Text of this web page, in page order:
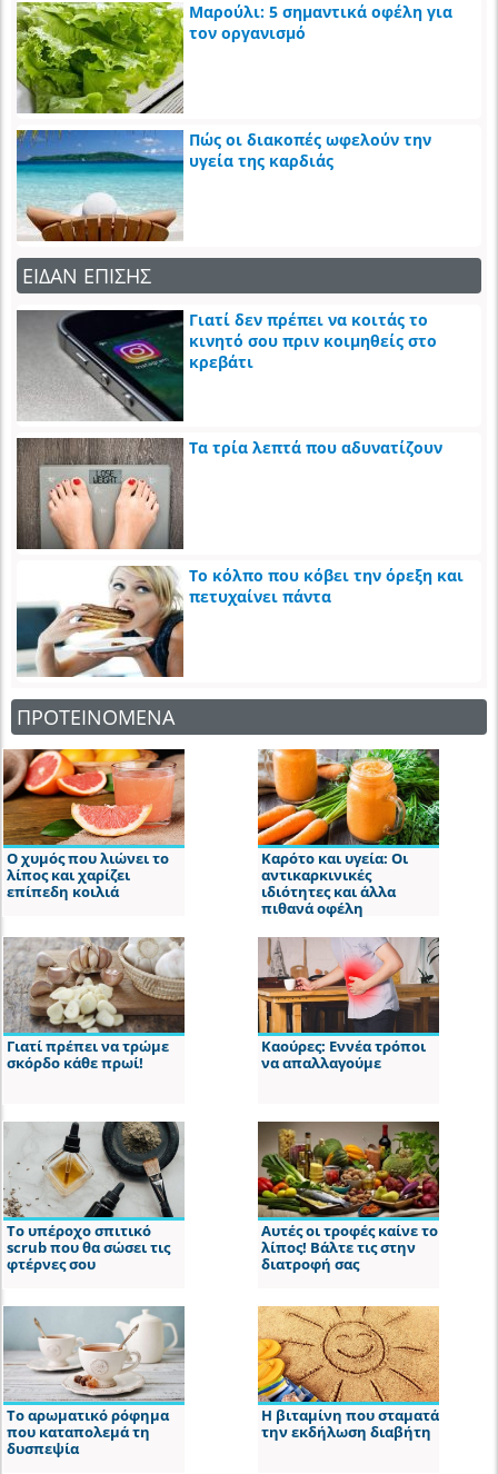
Μαρούλι: 5 σημαντικά οφέλη για
τον οργανισμό
Πώς οι διακοπές ωφελούν την
υγεία της καρδιάς
ΕΙΔΑΝ ΕΠΙΣΗΣ
Γιατί δεν πρέπει να κοιτάς το
κινητό σου πριν κοιμηθείς στο
κρεβάτι
Τα τρία λεπτά που αδυνατίζουν
Το κόλπο που κόβει την όρεξη και
πετυχαίνει πάντα
ΠΡΟΤΕΙΝΟΜΕΝΑ
Ο χυμός που λιώνει το
λίπος και χαρίζει
επίπεδη κοιλιά
Καρότο και υγεία: Οι
αντικαρκινικές
ιδιότητες και άλλα
πιθανά οφέλη
Γιατί πρέπει να τρώμε
σκόρδο κάθε πρωί!
Καούρες: Εννέα τρόποι
να απαλλαγούμε
Το υπέροχο σπιτικό
scrub που θα σώσει τις
φτέρνες σου
Αυτές οι τροφές καίνε το
λίπος! Βάλτε τις στην
διατροφή σας
Το αρωματικό ρόφημα
που καταπολεμά τη
δυσπεψία
Η βιταμίνη που σταματά
την εκδήλωση διαβήτη